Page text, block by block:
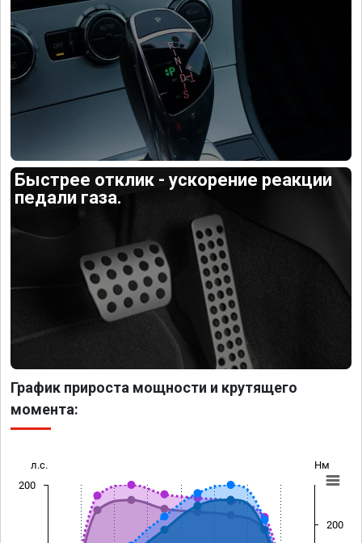
Быстрее отклик - ускорение реакции
педали газа.
График прироста мощности и крутящего
момента:
л.с. Нм
200
200